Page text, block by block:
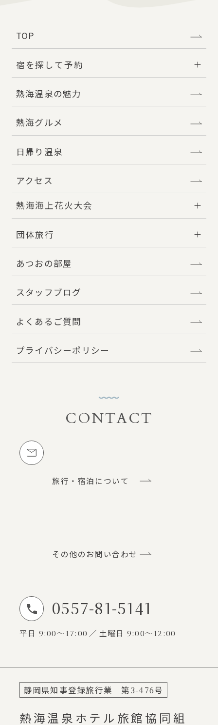
一般 980名 / 団体 270名
TEL / FAX
TEL:0557-83-5959 / FAX:0557-86-0037
公式サイト
redirect=true
TOP
宿を探して予約
熱海温泉の魅力
熱海グルメ
日帰り温泉
アクセス
熱海海上花火大会
団体旅行
あつおの部屋
スタッフブログ
よくあるご質問
プライバシーポリシー
お問い合わせCONTACT
メールでのお問い合わせ
旅行・宿泊について
その他のお問い合わせ
お電話でのお問い合わせ
0557-81-5141
平日 9:00～17:00 土曜日 9:00～12:00
静岡県知事登録旅行業 第3-476号
熱海温泉ホテル旅館協同組